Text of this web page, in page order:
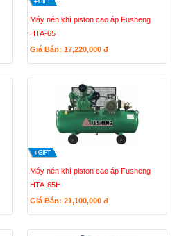
Máy nén khí piston cao áp Fusheng
HTA-65
Giá Bán: 17,220,000 đ
Máy nén khí piston cao áp Fusheng
HTA-65H
Giá Bán: 21,100,000 đ